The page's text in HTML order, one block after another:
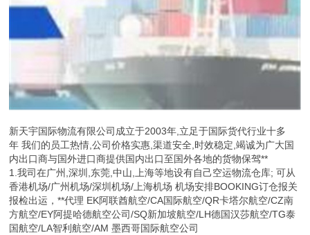
新天宇国际物流有限公司成立于2003年,立足于国际货代行业十多
年 我们的员工热情,公司价格实惠,渠道安全,时效稳定,竭诚为广大国
内出口商与国外进口商提供国内出口至国外各地的货物保驾**
1.我司在广州,深圳,东莞,中山,上海等地设有自己空运物流仓库; 可从
香港机场/广州机场/深圳机场/上海机场 机场安排BOOKING订仓报关
报检出运，**代理 EK阿联酋航空/CA国际航空/QR卡塔尔航空/CZ南
方航空/EY阿提哈德航空公司/SQ新加坡航空/LH德国汉莎航空/TG泰
国航空/LA智利航空/AM 墨西哥国际航空公司